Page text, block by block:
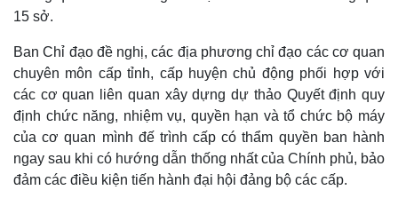
15 sở.
Ban Chỉ đạo đề nghị, các địa phương chỉ đạo các cơ quan
chuyên môn cấp tỉnh, cấp huyện chủ động phối hợp với
các cơ quan liên quan xây dựng dự thảo Quyết định quy
định chức năng, nhiệm vụ, quyền hạn và tổ chức bộ máy
của cơ quan mình đế trình cấp có thẩm quyền ban hành
ngay sau khi có hướng dẫn thống nhất của Chính phủ, bảo
đảm các điều kiện tiến hành đại hội đảng bộ các cấp.